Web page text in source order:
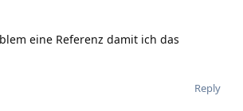
eine Referenz damit ich das
Reply